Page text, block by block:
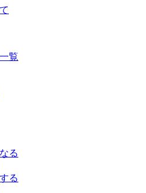
覧
る
る